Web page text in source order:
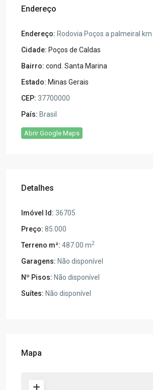
Endereço
Endereço: Rodovia Poços a palmeiral km
Cidade: Poços de Caldas
Bairro: cond. Santa Marina
Estado: Minas Gerais
CEP: 37700000
País: Brasil
Abrir Google Maps
Detalhes
Imóvel Id: 36705
Preço: 85.000
Terreno m²: 487.00 m2
Garagens: Não disponível
Nº Pisos: Não disponível
Suítes: Não disponível
Mapa